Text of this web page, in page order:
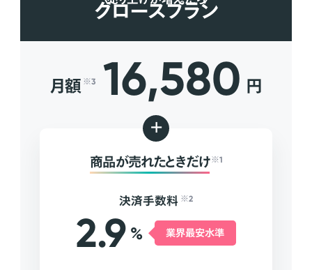
グロースプラン
月額 ※3 16,580 円
+
商品が売れたときだけ ※1
決済手数料 ※2
2.9 % 業界最安水準